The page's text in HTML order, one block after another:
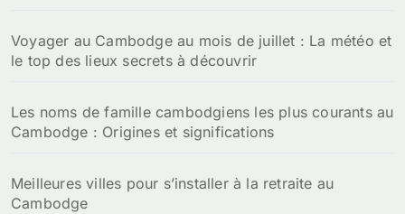
Voyager au Cambodge au mois de juillet : La météo et
le top des lieux secrets à découvrir
Les noms de famille cambodgiens les plus courants au
Cambodge : Origines et significations
Meilleures villes pour s’installer à la retraite au
Cambodge